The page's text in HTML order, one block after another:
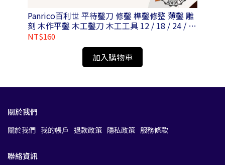
Panrico百利世 平待鑿刀 修鑿 榫鑿修整 薄鑿 雕
刻 木作平鑿 木工鑿刀 木工工具 12 / 18 / 24 / 30
/ 36mm
NT$160
加入購物車
關於我們
關於我們 我的帳戶 退款政策 隱私政策 服務條款
聯絡資訊